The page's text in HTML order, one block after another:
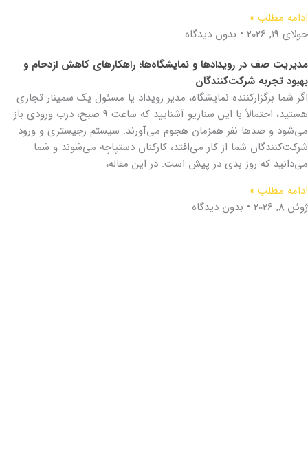
ادامه مطلب »
جولای 19, 2026
بدون دیدگاه
مدیریت صف در رویدادها و نمایشگاه‌ها؛ راهکارهای کاهش ازدحام و
بهبود تجربه شرکت‌کنندگان
اگر شما برگزارکننده نمایشگاه، مدیر رویداد یا مسئول یک سمینار تجاری
هستید، احتمالاً با این سناریو آشنایید که ساعت ۹ صبح، درب ورودی باز
می‌شود و صدها نفر همزمان هجوم می‌آورند. سیستم رجیستری و ورود
شرکت‌کنندگان شما از کار می‌افتد، کارکنان دستپاچه می‌شوند و شما
می‌دانید که روز بدی در پیش است. در این مقاله،
ادامه مطلب »
ژوئن 8, 2026
بدون دیدگاه